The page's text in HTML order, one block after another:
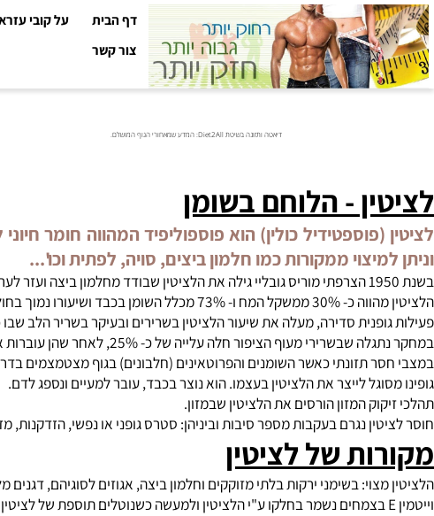
דף הבית על קובי עזרא
צור קשר
דיאטה ותזונה בשיטת Diet2All: המדע שמאחורי הגוף המושלם.
- הלוחם בשומן
(פוספטידיל כולין) הוא פוספוליפיד המהווה חומר
ממקורות כמו חלמון ביצים, סויה, לפתית וכו'...
השומן בכבד ושיעורו נמוך בחולי לב.
סדירה, מעלה את שיעור הלציטין בשרירים ובעיקר בשריר הלב שבו כמות
מעוף הציפור חלה עלייה של כ- 25%, לאחר שהן עוברות אימון גופני.
תזונתי כאשר השומנים והפרוטאינים (חלבונים) בגוף מצטמצמים
לייצר את הלציטין בעצמו. הוא נוצר בכבד, עובר למעיים ונספג לדם.
המזון הורסים את הלציטין שבמזון.
נגרם בעקבות מספר סיבות וביניהן: סטרס גופני או נפשי, הזדקנות, מזון דל
של לציטין
בשימני ירקות בלתי מזוקקים וחלמון ביצה, אגוזים לסוגיהם, דגנים